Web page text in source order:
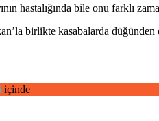
hastalığında bile onu farklı
birlikte kasabalarda
içinde